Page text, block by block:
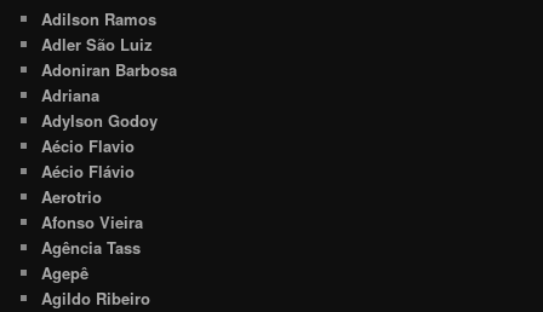
Adilson Ramos
Adler São Luiz
Adoniran Barbosa
Adriana
Adylson Godoy
Aécio Flavio
Aécio Flávio
Aerotrio
Afonso Vieira
Agência Tass
Agepê
Agildo Ribeiro